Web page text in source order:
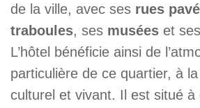
de la ville, avec ses rues
traboules, ses musées et ses
L’hôtel bénéficie ainsi de
particulière de ce quartier, à
culturel et vivant. Il est situé à